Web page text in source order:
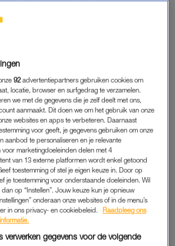
te spreken bij een restaurant in
N. moest werken en Vince naar school
hij een bericht dat de plannen
vraag of ik naar zijn huis kon komen. Ik
we zouden tenslotte in gesprek gaan
modewereld. Ik had nooit gedacht dat
Alles wat je moet weten over
victim blaming (en zo voorkom
je dat je het onbewust zelf
doet)
92 advertentiepartners gebruiken cookies om
locatie, browser en surfgedrag te verzamelen.
we met de gegevens die je zelf deelt met ons,
aanmaakt. Dit doen we om het gebruik van onze
websites en apps te verbeteren. Daarnaast
voor geeft, je gegevens gebruiken om onze
aanbod te personaliseren en je relevante
voor marketingdoeleinden delen met 4
van 13 externe platformen wordt enkel getoond
toestemming of stel je eigen keuze in. Door op
je toestemming voor onderstaande doeleinden. Wil
op “Instellen”. Jouw keuze kun je opnieuw
onderaan onze websites of in de menu’s
in ons privacy- en cookiebeleid.
Raadpleeg ons
verwerken gegevens voor de volgende